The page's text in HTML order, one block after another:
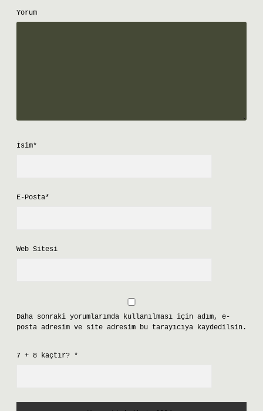
Yorum
İsim*
E-Posta*
Web Sitesi
Daha sonraki yorumlarımda kullanılması için adım, e-
posta adresim ve site adresim bu tarayıcıya kaydedilsin.
7 + 8 kaçtır? *